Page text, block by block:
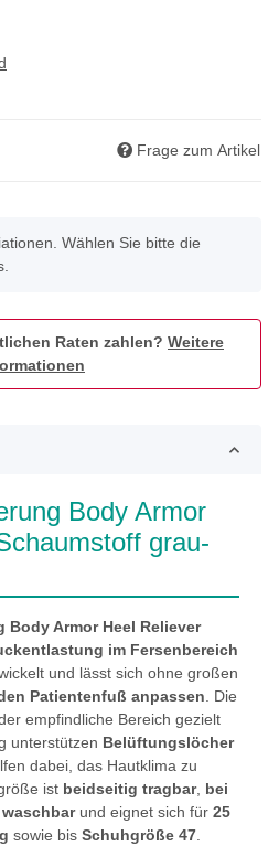
Frage zum Artikel
Wählen Sie bitte die
Raten zahlen? Weitere
Body Armor
grau-
Body Armor Heel Reliever
im Fersenbereich
und lässt sich ohne großen
Patientenfuß anpassen . Die
empfindliche Bereich gezielt
unterstützen Belüftungslöcher
dabei, das Hautklima zu
ist beidseitig tragbar, bei
waschbarund eignet sich für 25
sowie bis Schuhgröße 47